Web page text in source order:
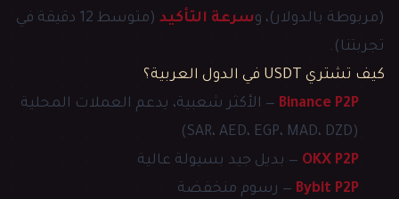
(مربوطة بالدولار)، وسرعة التأكيد
(متوسط 12 دقيقة في
تجربتنا).
كيف تشتري USDT في الدول العربية؟
Binance P2P — الأكثر شعبية، يدعم العملات المحلية
(SAR، AED، EGP، MAD، DZD)
OKX P2P — بديل جيد بسيولة عالية
Bybit P2P — رسوم منخفضة